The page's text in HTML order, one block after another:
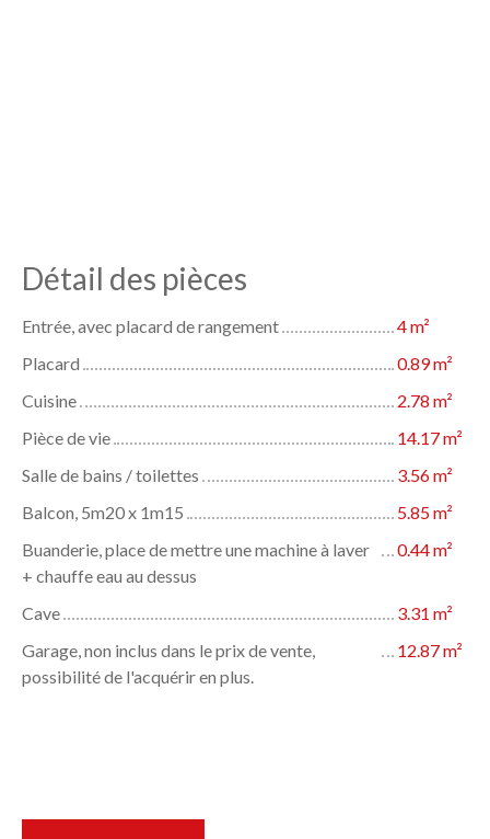
Détail des pièces
Entrée, avec placard de rangement
4 m²
Placard
0.89 m²
Cuisine
2.78 m²
Pièce de vie
14.17 m²
Salle de bains / toilettes
3.56 m²
Balcon, 5m20 x 1m15
5.85 m²
Buanderie, place de mettre une machine à laver
+ chauffe eau au dessus
0.44 m²
Cave
3.31 m²
Garage, non inclus dans le prix de vente,
possibilité de l'acquérir en plus.
12.87 m²